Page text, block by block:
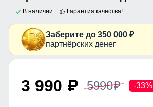
В наличии Гарантия качества!
Заберите до 350 000 ₽
партнёрских денег
3 990 p 5990p -33%